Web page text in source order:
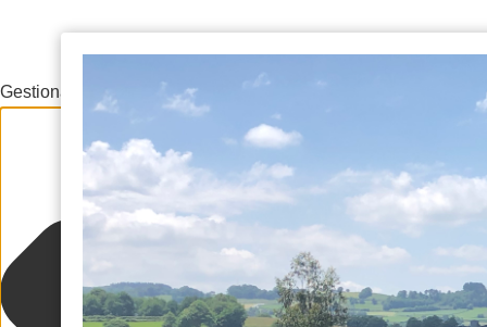
Gestionar el consentimiento de las cookies